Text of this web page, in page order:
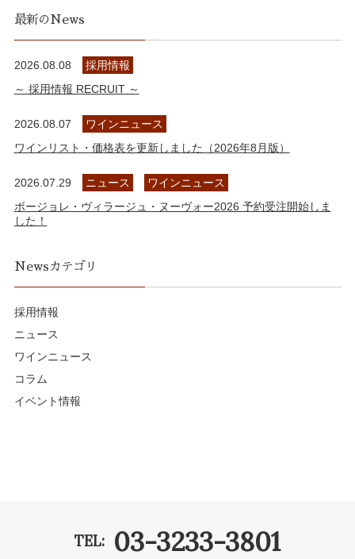
最新のNews
2026.08.08
採用情報
～ 採用情報 RECRUIT ～
2026.08.07
ワインニュース
ワインリスト・価格表を更新しました（2026年8月版）
2026.07.29 ニュース
ワインニュース
ボージョレ・ヴィラージュ・ヌーヴォー2026 予約受注開始しま
した！
Newsカテゴリ
採用情報
ニュース
ワインニュース
コラム
イベント情報
TEL: 03-3233-3801